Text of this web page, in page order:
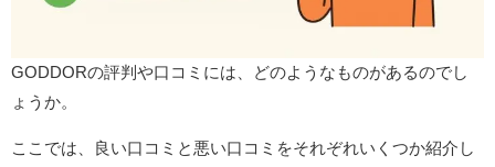
GODDORの評判や口コミには、どのようなものがあるのでし
ょうか。
ここでは、良い口コミと悪い口コミをそれぞれいくつか紹介し